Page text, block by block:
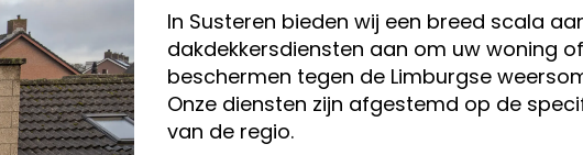
In Susteren bieden wij een breed scala
dakdekkersdiensten aan om uw woning
beschermen tegen de Limburgse
Onze diensten zijn afgestemd op de
van de regio.